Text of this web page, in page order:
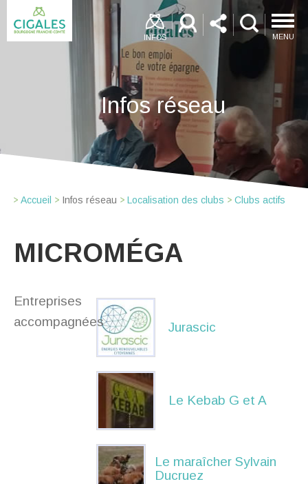
MENU
INFOS
Infos réseau
Accueil Infos réseau Localisation des clubs Clubs actifs
MICROMÉGA
Entreprises
accompagnées
Jurascic
Le Kebab G et A
Le maraîcher Sylvain
Ducruez